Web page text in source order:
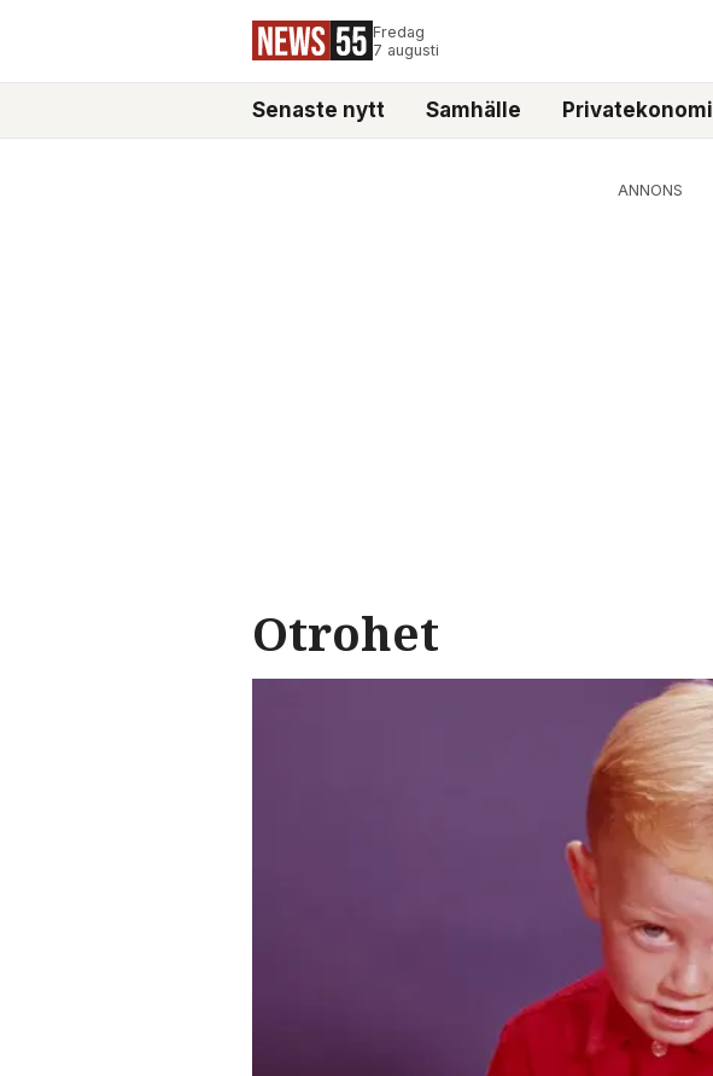
Fredag
7 augusti
Senaste nytt Samhälle Privatekonomi
ANNONS
Otrohet